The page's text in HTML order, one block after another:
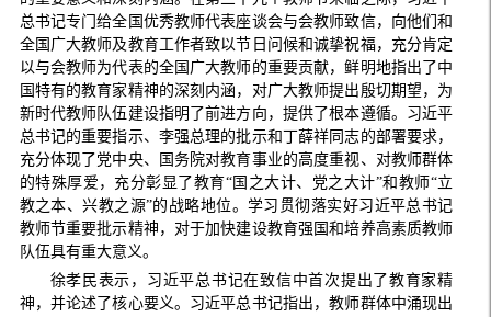
总书记专门给全国优秀教师代表座谈会与会教师致信，向他们和
全国广大教师及教育工作者致以节日问候和诚挚祝福，充分肯定
以与会教师为代表的全国广大教师的重要贡献，鲜明地指出了中
国特有的教育家精神的深刻内涵，对广大教师提出殷切期望，为
新时代教师队伍建设指明了前进方向，提供了根本遵循。习近平
总书记的重要指示、李强总理的批示和丁薛祥同志的部署要求，
充分体现了党中央、国务院对教育事业的高度重视、对教师群体
的特殊厚爱，充分彰显了教育“国之大计、党之大计”和教师“立
教之本、兴教之源”的战略地位。学习贯彻落实好习近平总书记
教师节重要批示精神，对于加快建设教育强国和培养高素质教师
队伍具有重大意义。
徐孝民表示，习近平总书记在致信中首次提出了教育家精
神，并论述了核心要义。习近平总书记指出，教师群体中涌现出